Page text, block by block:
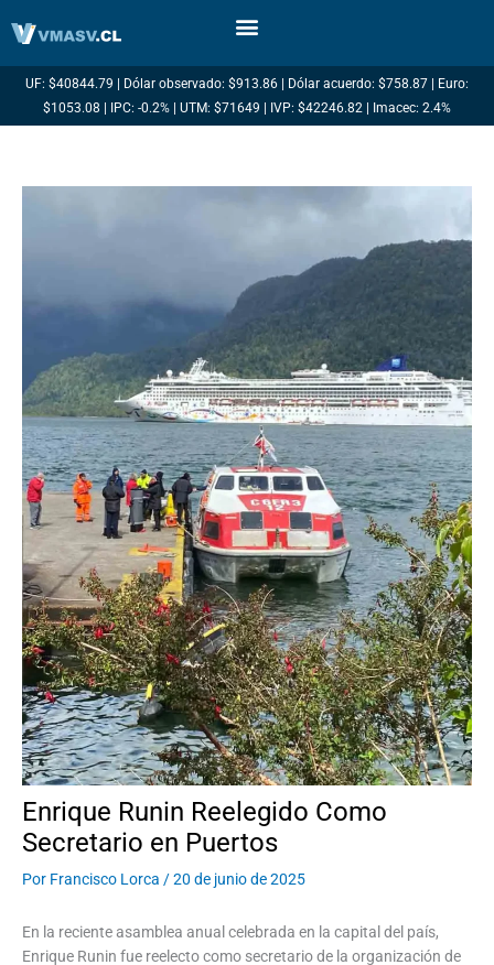
UF: $40844.79 | Dólar observado: $913.86 | Dólar acuerdo: $758.87 | Euro:
$1053.08 | IPC: -0.2% | UTM: $71649 | IVP: $42246.82 | Imacec: 2.4%
Enrique Runin Reelegido Como
Secretario en Puertos
Por Francisco Lorca /20 de junio de 2025
En la reciente asamblea anual celebrada en la capital del país,
Enrique Runin fue reelecto como secretario de la organización de